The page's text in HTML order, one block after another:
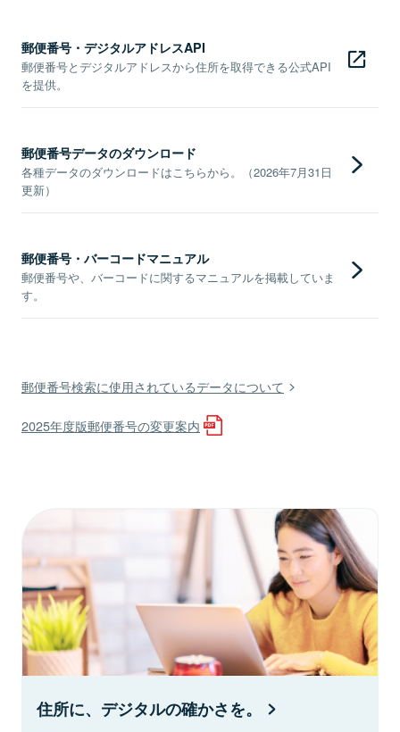
郵便番号・デジタルアドレスAPI
郵便番号とデジタルアドレスから住所を取得できる公式API
を提供。
郵便番号データのダウンロード
各種データのダウンロードはこちらから。（2026年7月31日
更新）
郵便番号・バーコードマニュアル
郵便番号や、バーコードに関するマニュアルを掲載していま
す。
郵便番号検索に使用されているデータについて
2025年度版郵便番号の変更案内
住所に、デジタルの確かさを。